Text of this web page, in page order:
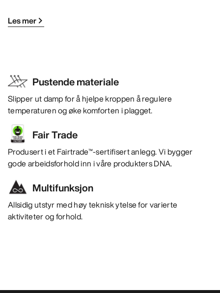
Les mer
Pustende materiale
Slipper ut damp for å hjelpe kroppen å regulere
temperaturen og øke komforten i plagget.
Fair Trade
Produsert i et Fairtrade™-sertifisert anlegg. Vi bygger
gode arbeidsforhold inn i våre produkters DNA.
Multifunksjon
Allsidig utstyr med høy teknisk ytelse for varierte
aktiviteter og forhold.